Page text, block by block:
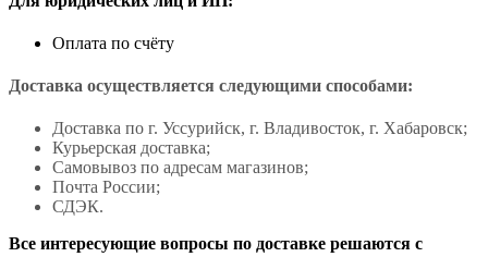
Оплата по счёту
Доставка осуществляется следующими способами:
Доставка по г. Уссурийск, г. Владивосток, г. Хабаровск;
Курьерская доставка;
Самовывоз по адресам магазинов;
Почта России;
СДЭК.
Все интересующие вопросы по доставке решаются с